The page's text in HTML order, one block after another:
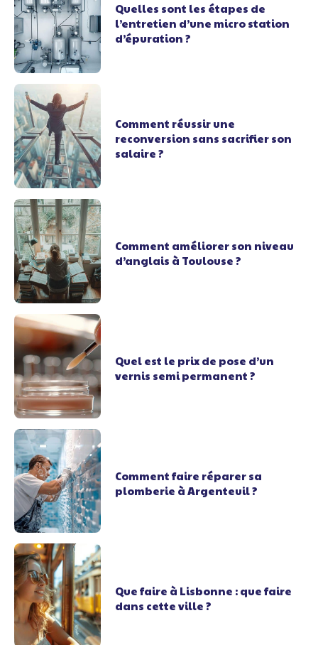
Quelles sont les étapes de
l’entretien d’une micro station
d’épuration ?
Comment réussir une
reconversion sans sacrifier son
salaire ?
Comment améliorer son niveau
d’anglais à Toulouse ?
Quel est le prix de pose d’un
vernis semi permanent ?
Comment faire réparer sa
plomberie à Argenteuil ?
Que faire à Lisbonne : que faire
dans cette ville ?